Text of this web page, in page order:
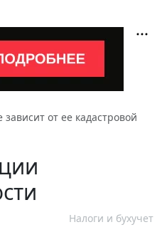
от ее кадастровой
Налоги и бухучет